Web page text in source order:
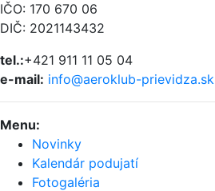
IČO: 170 670 06
DIČ: 2021143432
tel.:+421 911 11 05 04
e-mail: info@aeroklub-prievidza.sk
Menu:
Novinky
Kalendár podujatí
Fotogaléria